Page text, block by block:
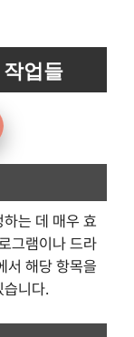
업들
는 데 매우 효
그램이나 드라
서 해당 항목을
니다.